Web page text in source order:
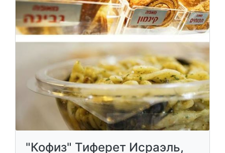
"Кофиз" Тиферет Исраэль,